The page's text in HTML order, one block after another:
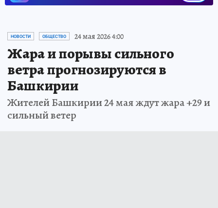
НОВОСТИ ОБЩЕСТВО 24 мая 2026 4:00
Жара и порывы сильного
ветра прогнозируются в
Башкирии
Жителей Башкирии 24 мая ждут жара +29 и
сильный ветер